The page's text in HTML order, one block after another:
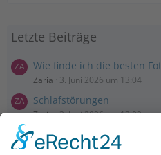
Letzte Beiträge
Wie finde ich die besten
Zaria 3. Juni 2026 um 13:04
Schlafstörungen
Zaria 3. Juni 2026 um 13:03
Ms word to PDF
Manuellsen 28. Mai 2026 um